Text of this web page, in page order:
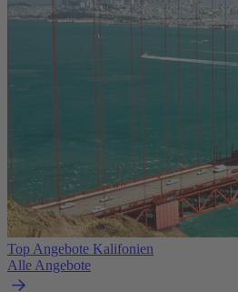
Top Angebote Kalifonien
Alle Angebote